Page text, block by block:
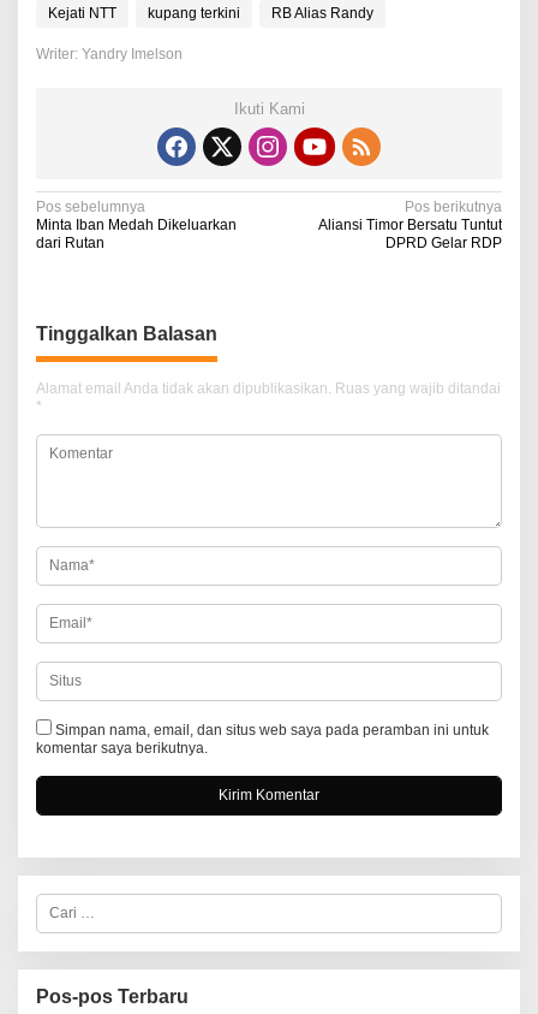
Kejati NTT kupang terkini RB Alias Randy
Writer: Yandry Imelson
Ikuti Kami
N
a
g
a
s
o
s
Pos sebelumnya
Minta Iban Medah Dikeluarkan
dari Rutan
Pos berikutnya
Aliansi Timor Bersatu Tuntut
DPRD Gelar RDP
Tinggalkan Balasan
Alamat email Anda tidak akan dipublikasikan. Ruas yang wajib ditandai
*
Simpan nama, email, dan situs web saya pada peramban ini untuk
komentar saya berikutnya.
C
r
i
u
nPos-pos Terbaru